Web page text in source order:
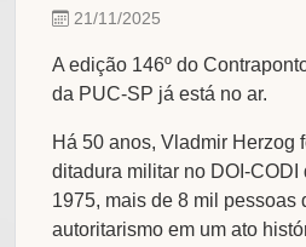
21/11/2025
A edição 146º do
da PUC-SP já está no ar.
Há 50 anos, Vladmir Herzog
ditadura militar no DOI-
1975, mais de 8 mil pessoas
autoritarismo em um ato